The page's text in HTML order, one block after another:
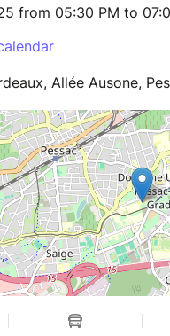
de la rencontre à
français par une
Po Bordeaux -
- 33600 Pessac
from 05:30 PM to
Allée Ausone,